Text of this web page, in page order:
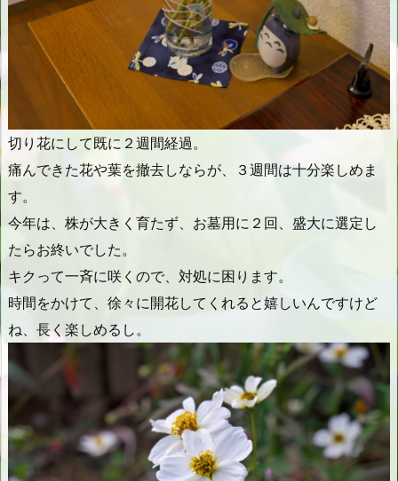
切り花にして既に２週間経過。
痛んできた花や葉を撤去しならが、３週間は十分楽しめま
す。
今年は、株が大きく育たず、お墓用に２回、盛大に選定し
たらお終いでした。
キクって一斉に咲くので、対処に困ります。
時間をかけて、徐々に開花してくれると嬉しいんですけど
ね、長く楽しめるし。